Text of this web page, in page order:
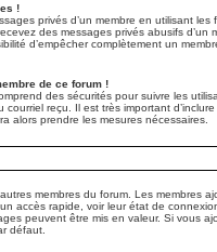
!
privés d’un membre en utilisant les
des messages privés abusifs d’un
d’empêcher complètement un
de ce forum !
des sécurités pour suivre les
reçu. Il est très important
alors prendre les mesures nécessaires.
membres du forum. Les membres
accès rapide, voir leur état de
peuvent être mis en valeur. Si vous
défaut.